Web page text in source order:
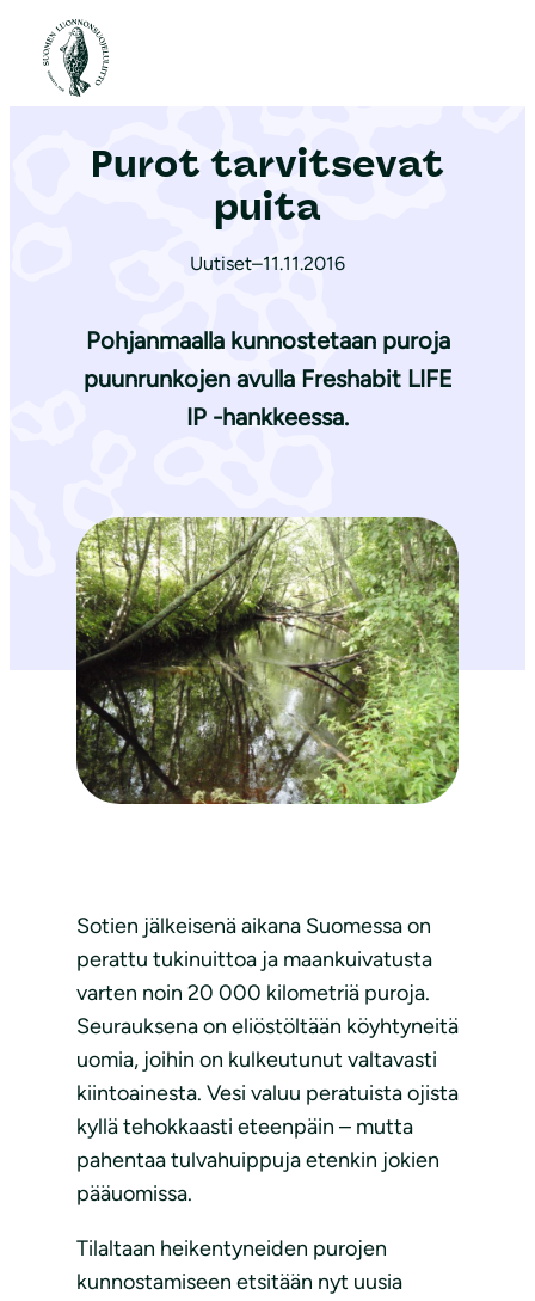
Etusivu
Purot tarvitsevat
puita
Uutiset–11.11.2016
Pohjanmaalla kunnostetaan puroja
puunrunkojen avulla Freshabit LIFE
IP -hankkeessa.
Sotien jälkeisenä aikana Suomessa on
perattu tukinuittoa ja maankuivatusta
varten noin 20 000 kilometriä puroja.
Seurauksena on eliöstöltään köyhtyneitä
uomia, joihin on kulkeutunut valtavasti
kiintoainesta. Vesi valuu peratuista ojista
kyllä tehokkaasti eteenpäin – mutta
pahentaa tulvahuippuja etenkin jokien
pääuomissa.
Tilaltaan heikentyneiden purojen
kunnostamiseen etsitään nyt uusia